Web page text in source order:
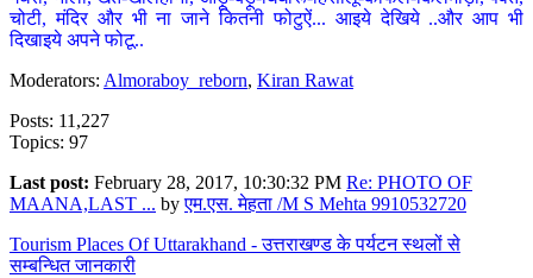
चोटी, मंदिर और भी ना जाने कितनी फोटुऐं... आइये देखिये ..और आप भी
दिखाइये अपने फोटू..
Moderators: Almoraboy_reborn, Kiran Rawat
Posts: 11,227
Topics: 97
Last post: February 28, 2017, 10:30:32 PM Re: PHOTO OF
MAANA,LAST ... byएम.एस. मेहता /M S Mehta 9910532720
Tourism Places Of Uttarakhand - उत्तराखण्ड के पर्यटन स्थलों से
सम्बन्धित जानकारी